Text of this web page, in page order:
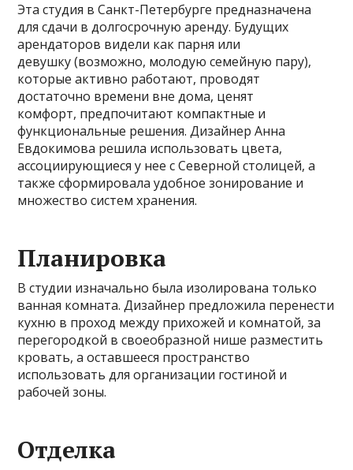
Эта студия в Санкт-Петербурге предназначена
для сдачи в долгосрочную аренду. Будущих
арендаторов видели как парня или
девушку (возможно, молодую семейную пару),
которые активно работают, проводят
достаточно времени вне дома, ценят
комфорт, предпочитают компактные и
функциональные решения. Дизайнер Анна
Евдокимова решила использовать цвета,
ассоциирующиеся у нее с Северной столицей, а
также сформировала удобное зонирование и
множество систем хранения.
Планировка
В студии изначально была изолирована только
ванная комната. Дизайнер предложила перенести
кухню в проход между прихожей и комнатой, за
перегородкой в своеобразной нише разместить
кровать, а оставшееся пространство
использовать для организации гостиной и
рабочей зоны.
Отделка